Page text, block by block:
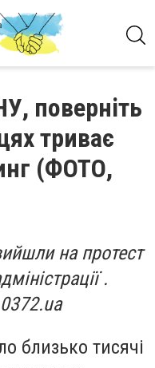
поверніть
триває
(ФОТО,
на протест
.
ua
близько тисячі